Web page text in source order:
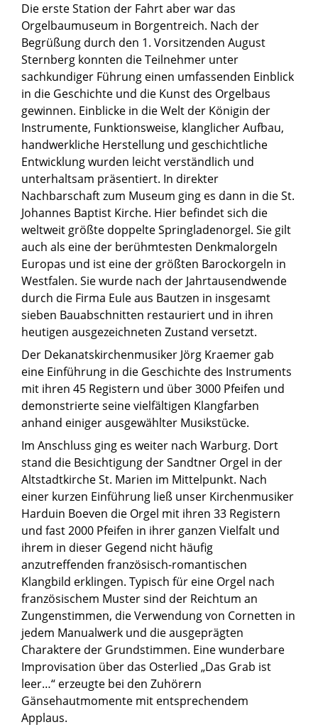
Die erste Station der Fahrt aber war das
Orgelbaumuseum in Borgentreich. Nach der
Begrüßung durch den 1. Vorsitzenden August
Sternberg konnten die Teilnehmer unter
sachkundiger Führung einen umfassenden Einblick
in die Geschichte und die Kunst des Orgelbaus
gewinnen. Einblicke in die Welt der Königin der
Instrumente, Funktionsweise, klanglicher Aufbau,
handwerkliche Herstellung und geschichtliche
Entwicklung wurden leicht verständlich und
unterhaltsam präsentiert. In direkter
Nachbarschaft zum Museum ging es dann in die St.
Johannes Baptist Kirche. Hier befindet sich die
weltweit größte doppelte Springladenorgel. Sie gilt
auch als eine der berühmtesten Denkmalorgeln
Europas und ist eine der größten Barockorgeln in
Westfalen. Sie wurde nach der Jahrtausendwende
durch die Firma Eule aus Bautzen in insgesamt
sieben Bauabschnitten restauriert und in ihren
heutigen ausgezeichneten Zustand versetzt.
Der Dekanatskirchenmusiker Jörg Kraemer gab
eine Einführung in die Geschichte des Instruments
mit ihren 45 Registern und über 3000 Pfeifen und
demonstrierte seine vielfältigen Klangfarben
anhand einiger ausgewählter Musikstücke.
Im Anschluss ging es weiter nach Warburg. Dort
stand die Besichtigung der Sandtner Orgel in der
Altstadtkirche St. Marien im Mittelpunkt. Nach
einer kurzen Einführung ließ unser Kirchenmusiker
Harduin Boeven die Orgel mit ihren 33 Registern
und fast 2000 Pfeifen in ihrer ganzen Vielfalt und
ihrem in dieser Gegend nicht häufig
anzutreffenden französisch-romantischen
Klangbild erklingen. Typisch für eine Orgel nach
französischem Muster sind der Reichtum an
Zungenstimmen, die Verwendung von Cornetten in
jedem Manualwerk und die ausgeprägten
Charaktere der Grundstimmen. Eine wunderbare
Improvisation über das Osterlied „Das Grab ist
leer…“ erzeugte bei den Zuhörern
Gänsehautmomente mit entsprechendem
Applaus.